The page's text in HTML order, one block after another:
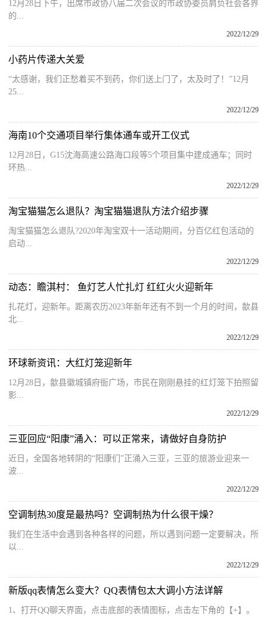
12月28日下午，出席市政协八届二次会议的市政协委员肩负社会各界
的...
2022/12/29
小药片传递大关爱
“太感谢，我们正愁着买不到药，你们送上门了，太及时了！”12月
25...
2022/12/29
海南10个交通项目举行集体通车或开工仪式
12月28日，G15沈海高速公路海口段等5个项目集中建成通车；同时
环热...
2022/12/29
淘宝猫猫怎么退队？淘宝猫猫退队方法介绍步骤
淘宝猫猫怎么退队?2020年淘宝双十一活动期间，分百亿红包活动的
启动...
2022/12/29
动态：瞻淇村： 鱼灯艺人忙扎灯 红红火火迎新年
扎花灯，迎新年。距离农历2023年新年还有不到一个月的时间，歙县
北...
2022/12/29
环球新资讯：大红灯笼迎新年
12月28日，歙县徽城镇府衙广场，市民在刚刚悬挂的红灯笼下拍照留
影...
2022/12/29
三亚回应“阳康”涌入：可以正常来，请做好自身防护
近日，全国各地转阴的“阳康们”正涌入三亚，三亚的旅游业迎来一
波...
2022/12/29
空调制热30度是最热吗？空调制热为什么很干燥？
我们在生活中会遇到各种各样的问题，所以遇到问题一定要解决，所
以...
2022/12/29
新版qq表情怎么变大？QQ表情包太大调小方法详解
1、打开QQ聊天界面，点击底部的表情图标，点击左下角的【+】。